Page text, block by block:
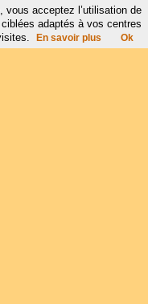
vous acceptez l’utilisation de
adaptés à vos centres
En savoir plus Ok